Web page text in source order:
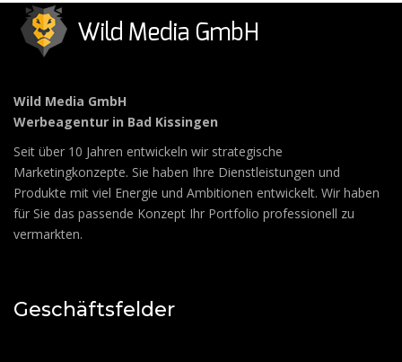
Wild Media GmbH
Werbeagentur in Bad Kissingen
Seit über 10 Jahren entwickeln wir strategische
Marketingkonzepte. Sie haben Ihre Dienstleistungen und
Produkte mit viel Energie und Ambitionen entwickelt. Wir haben
für Sie das passende Konzept Ihr Portfolio professionell zu
vermarkten.
Geschäftsfelder